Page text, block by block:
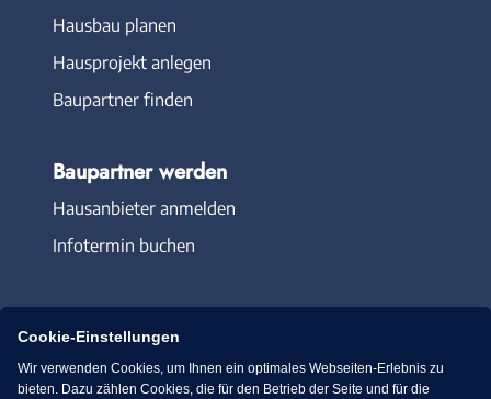
Hausbau planen
Hausprojekt anlegen
Baupartner finden
Baupartner werden
Hausanbieter anmelden
Infotermin buchen
Immowelt.de Bauen.de
Cookie-Einstellungen
Wir verwenden Cookies, um Ihnen ein optimales Webseiten-Erlebnis zu
bieten. Dazu zählen Cookies, die für den Betrieb der Seite und für die